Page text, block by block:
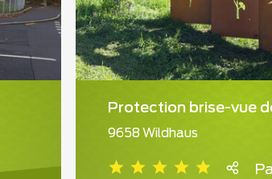
Protection brise-vue
9658 Wildhaus